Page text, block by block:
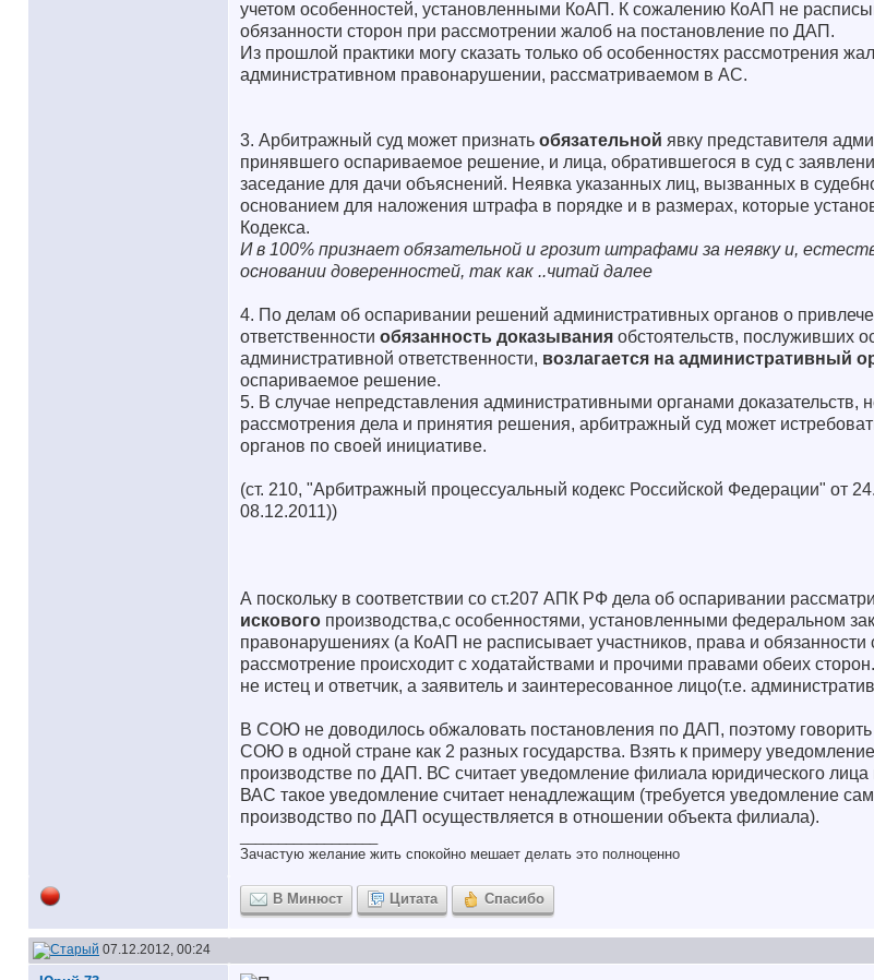
учетом особенностей, установленными КоАП. К сожалению КоАП не
обязанности сторон при рассмотрении жалоб на постановление по ДАП.
Из прошлой практики могу сказать только об особенностях рассмотрения
административном правонарушении, рассматриваемом в АС.
3. Арбитражный суд может признать обязательной явку представителя
принявшего оспариваемое решение, и лица, обратившегося в суд с
заседание для дачи объяснений. Неявка указанных лиц, вызванных в
основанием для наложения штрафа в порядке и в размерах, которые
Кодекса.
И в 100% признает обязательной и грозит штрафами за неявку и,
основании доверенностей, так как ..читай далее
4. По делам об оспаривании решений административных органов о
ответственности обязанность доказывания обстоятельств, послуживших
административной ответственности, возлагается на административный
оспариваемое решение.
5. В случае непредставления административными органами доказательств,
рассмотрения дела и принятия решения, арбитражный суд может
органов по своей инициативе.
(ст. 210, "Арбитражный процессуальный кодекс Российской Федерации" от
08.12.2011))
А поскольку в соответствии со ст.207 АПК РФ дела об оспаривании
искового производства,с особенностями, установленными федеральном
правонарушениях (а КоАП не расписывает участников, права и обязанности
рассмотрение происходит с ходатайствами и прочими правами обеих
не истец и ответчик, а заявитель и заинтересованное лицо(т.е.
В СОЮ не доводилось обжаловать постановления по ДАП, поэтому говорить
СОЮ в одной стране как 2 разных государства. Взять к примеру
производстве по ДАП. ВС считает уведомление филиала юридического
ВАС такое уведомление считает ненадлежащим (требуется уведомление
производство по ДАП осуществляется в отношении объекта филиала).
Зачастую желание жить спокойно мешает делать это полноценно
В Минюст Цитата Спасибо
07.12.2012, 00:24